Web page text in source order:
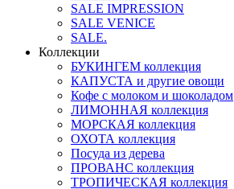
SALE IMPRESSION
SALE VENICE
SALE.
Коллекции
БУКИНГЕМ коллекция
КАПУСТА и другие овощи
Кофе с молоком и шоколадом
ЛИМОННАЯ коллекция
МОРСКАЯ коллекция
ОХОТА коллекция
Посуда из дерева
ПРОВАНС коллекция
ТРОПИЧЕСКАЯ коллекция